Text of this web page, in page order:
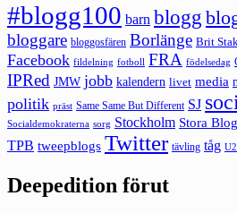
#blogg100 barn blogg
bloggare bloggosfären Borlänge Brit
Facebook fildelning fotboll FRA födelsedag
IPRed JMW jobb kalendern livet media
politik präst Same Same But Different SJ
Socialdemokraterna sorg Stockholm Stora
TPB tweepblogs Twitter tävling tåg U2
Deepedition förut